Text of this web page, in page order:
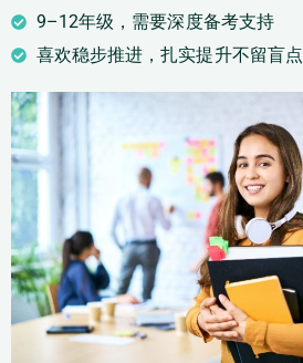
9–12年级，需要深度备考支持
喜欢稳步推进，扎实提升不留盲点